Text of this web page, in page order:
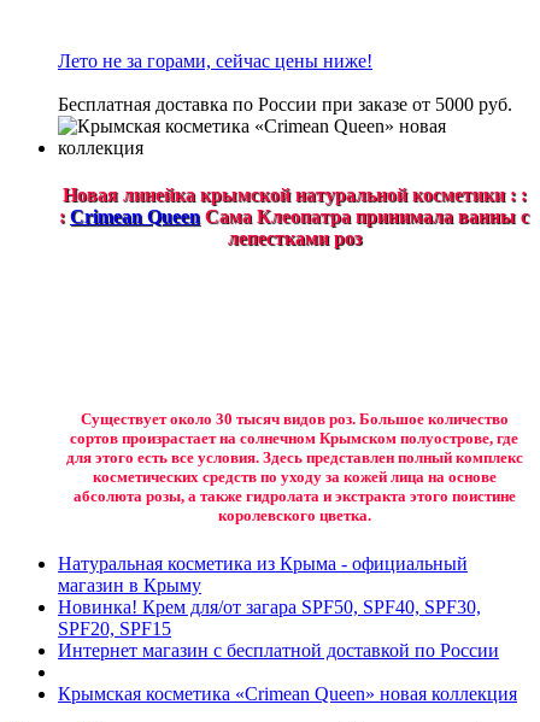
Лето не за горами, сейчас цены ниже!
Бесплатная доставка по России при заказе от 5000 руб.
Новая линейка крымской натуральной косметики : :
: Crimean Queen Сама Клеопатра принимала ванны с
лепестками роз
Существует около 30 тысяч видов роз. Большое количество
сортов произрастает на солнечном Крымском полуострове, где
для этого есть все условия. Здесь представлен полный комплекс
косметических средств по уходу за кожей лица на основе
абсолюта розы, а также гидролата и экстракта этого поистине
королевского цветка.
Натуральная косметика из Крыма - официальный
магазин в Крыму
Новинка! Крем для/от загара SPF50, SPF40, SPF30,
SPF20, SPF15
Интернет магазин с бесплатной доставкой по России
Крымская косметика «Crimean Queen» новая коллекция